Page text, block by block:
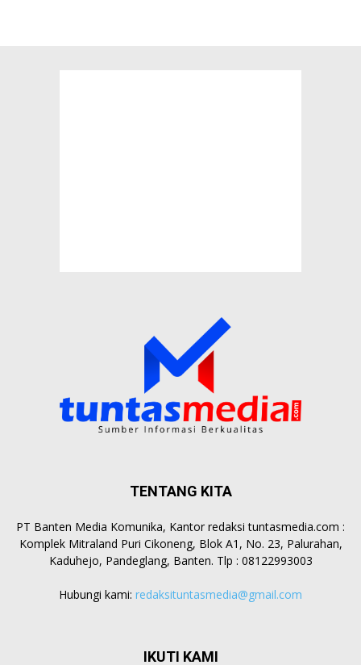
TENTANG KITA
PT Banten Media Komunika, Kantor redaksi tuntasmedia.com :
Komplek Mitraland Puri Cikoneng, Blok A1, No. 23, Palurahan,
Kaduhejo, Pandeglang, Banten. Tlp : 08122993003
Hubungi kami: redaksituntasmedia@gmail.com
IKUTI KAMI